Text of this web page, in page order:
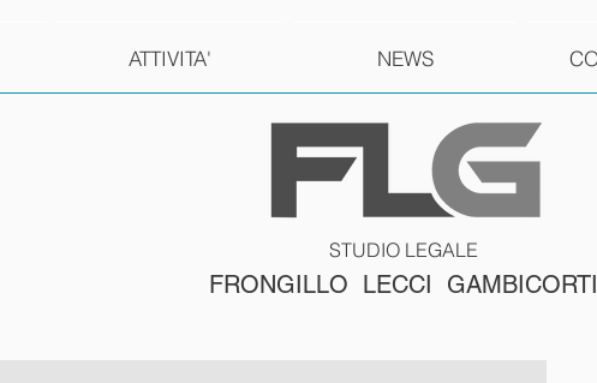
ATTIVITA' NEWS
STUDIO LEGALE
FRONGILLO LECCI GAMBICORTI